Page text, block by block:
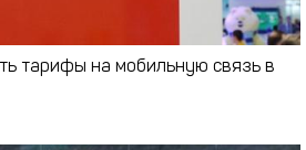
тарифы на мобильную связь в